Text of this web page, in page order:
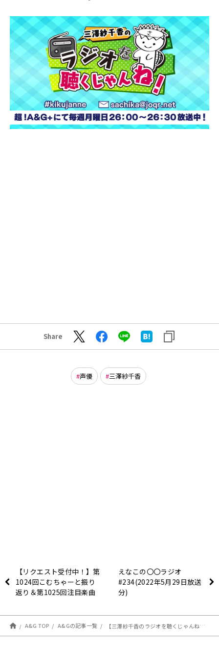
Share
声優 三澤紗千香
【リクエスト受付中！】第
1024回こむちゃーと振り
返り＆第1025回注目楽曲
えなこの〇〇ラジオ
#234(2022年5月29日放送
分)
A&G TOP A&Gの記事一覧 【三澤紗千香のラジオを聴くじゃんね】新作DVD販売中！